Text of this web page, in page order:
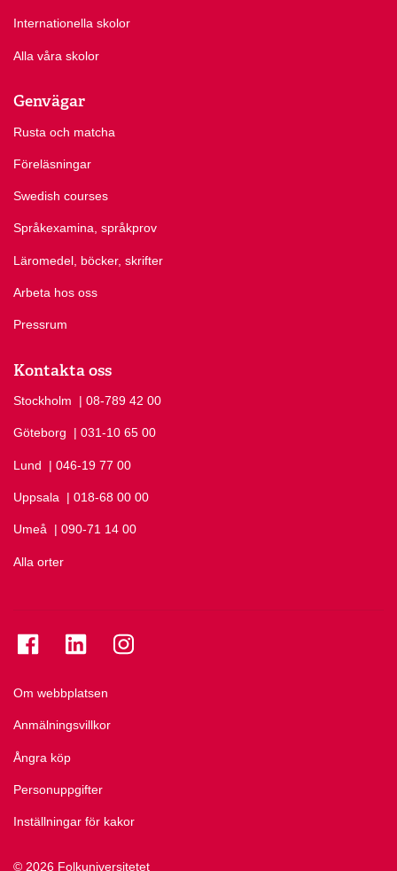
Internationella skolor
Alla våra skolor
Genvägar
Rusta och matcha
Föreläsningar
Swedish courses
Språkexamina, språkprov
Läromedel, böcker, skrifter
Arbeta hos oss
Pressrum
Kontakta oss
Stockholm Ring Stockholm på
| 08-789 42 00
Göteborg Ring Göteborg på
| 031-10 65 00
Lund Ring Lund på
| 046-19 77 00
Uppsala Ring Uppsala på
| 018-68 00 00
Umeå Ring Umeå på
| 090-71 14 00
Alla orter
© 2026 Folkuniversitetet
Om webbplatsen
Anmälningsvillkor
Ångra köp
Personuppgifter
Inställningar för kakor
Se folkuniversitetet på Facebook
Se folkuniversitetet på LinkedIn